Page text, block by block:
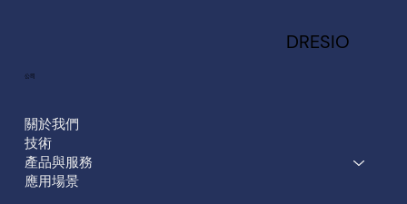
DRESIO
關於我們
技術
產品與服務
應用場景
​公司